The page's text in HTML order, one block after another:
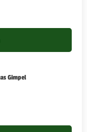
Gimpel